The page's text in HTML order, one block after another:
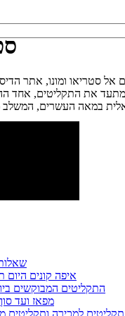
אל סטריאו ומונו, אתר
את התקליטים, אחד
במאה העשרים, המשלב
איפה קונים היום
100 התקליטים המבוקשים
מפאז ועד
תקליטים למכירה ותקליטים